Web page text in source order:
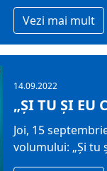
Vezi mai mult
14.09.2022
„ȘI TU ȘI EU
Joi, 15
volumului: „Și tu